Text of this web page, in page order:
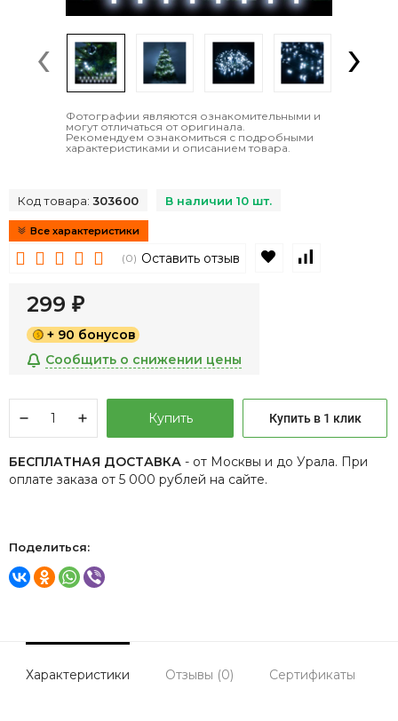
‹ ›
Фотографии являются ознакомительными и
могут отличаться от оригинала.
Рекомендуем ознакомиться с подробными
характеристиками и описанием товара.
Код товара: 303600 В наличии 10 шт.
Все характеристики
(0) Оставить отзыв В избранное
299 ₽
+ 90 бонусов
Сообщить о снижении цены
Купить Купить в 1 клик
БЕСПЛАТНАЯ ДОСТАВКА - от Москвы и до Урала. При
оплате заказа от 5 000 рублей на сайте.
Поделиться:
Характеристики Отзывы (0) Сертификаты